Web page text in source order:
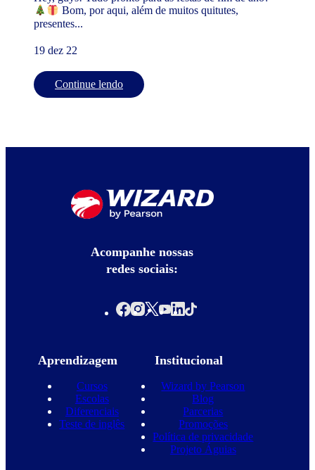
Bom, por aqui, além de muitos quitutes,
presentes...
19 dez 22
Continue lendo
Acompanhe nossas
redes sociais:
Aprendizagem
Cursos
Escolas
Diferenciais
Teste de inglês
Institucional
Wizard by Pearson
Blog
Parcerias
Promoções
Política de privacidade
Projeto Águias